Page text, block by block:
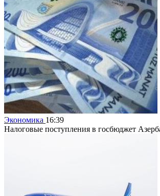
Экономика 16:39
Налоговые поступления в госбюджет